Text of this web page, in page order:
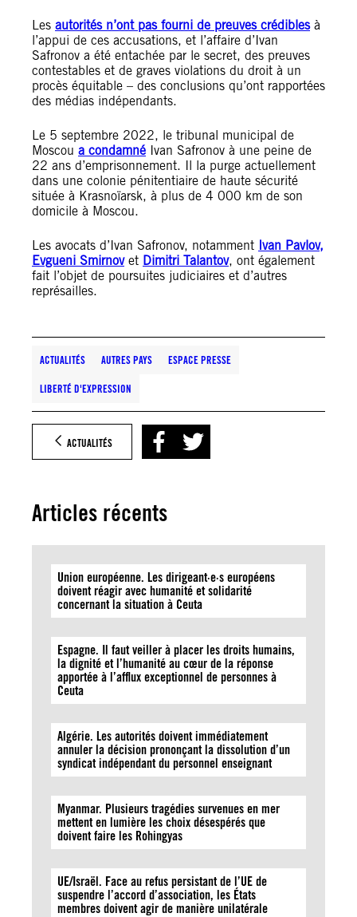
Les autorités n’ont pas fourni de preuves crédiblesà
l’appui de ces accusations, et l’affaire d’Ivan
Safronov a été entachée par le secret, des preuves
contestables et de graves violations du droit à un
procès équitable – des conclusions qu’ont rapportées
des médias indépendants.
Le 5 septembre 2022, le tribunal municipal de
Moscou a condamné Ivan Safronov à une peine de
22 ans d’emprisonnement. Il la purge actuellement
dans une colonie pénitentiaire de haute sécurité
située à Krasnoïarsk, à plus de 4 000 km de son
domicile à Moscou.
Les avocats d’Ivan Safronov, notamment Ivan Pavlov,
Evgueni Smirnovet Dimitri Talantov, ont également
fait l’objet de poursuites judiciaires et d’autres
représailles.
ACTUALITÉS AUTRES PAYS ESPACE PRESSE
LIBERTÉ D'EXPRESSION
ACTUALITÉS
Articles récents
Union européenne. Les dirigeant·e·s européens
doivent réagir avec humanité et solidarité
concernant la situation à Ceuta
Espagne. Il faut veiller à placer les droits humains,
la dignité et l’humanité au cœur de la réponse
apportée à l’afflux exceptionnel de personnes à
Ceuta
Algérie. Les autorités doivent immédiatement
annuler la décision prononçant la dissolution d’un
syndicat indépendant du personnel enseignant
Myanmar. Plusieurs tragédies survenues en mer
mettent en lumière les choix désespérés que
doivent faire les Rohingyas
UE/Israël. Face au refus persistant de l’UE de
suspendre l’accord d’association, les États
membres doivent agir de manière unilatérale